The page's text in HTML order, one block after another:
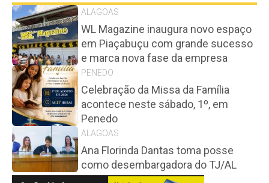
ALAGOAS
WL Magazine inaugura novo espaço
em Piaçabuçu com grande sucesso
e marca nova fase da empresa
PENEDO
Celebração da Missa da Família
acontece neste sábado, 1º, em
Penedo
ALAGOAS
Ana Florinda Dantas toma posse
como desembargadora do TJ/AL